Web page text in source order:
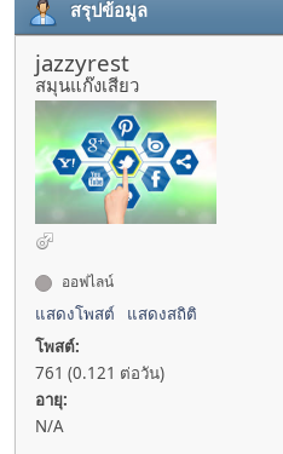
สรุปข้อมูล
jazzyrest
สมุนแก๊งเสียว
ออฟไลน์
แสดงโพสต์
แสดงสถิติ
โพสต์:
761 (0.121 ต่อวัน)
อายุ:
N/A